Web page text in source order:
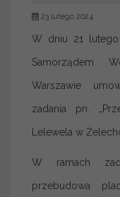
23 lutego 2024
W dniu 21 lutego
Samorządem
Warszawie
zadania pn.
Lelewela w
W ramach
przebudowa